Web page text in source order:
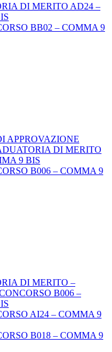
DI MERITO AD24 –
BB02 – COMMA 9
APPROVAZIONE
DI MERITO
9 BIS
B006 – COMMA 9
DI MERITO –
B006 –
AI24 – COMMA 9
B018 – COMMA 9